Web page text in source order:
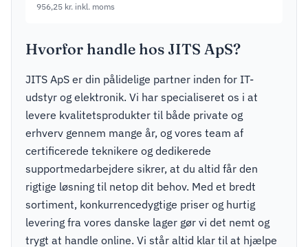
956,25 kr. inkl. moms
Hvorfor handle hos JITS ApS?
JITS ApS er din pålidelige partner inden for IT-
udstyr og elektronik. Vi har specialiseret os i at
levere kvalitetsprodukter til både private og
erhverv gennem mange år, og vores team af
certificerede teknikere og dedikerede
supportmedarbejdere sikrer, at du altid får den
rigtige løsning til netop dit behov. Med et bredt
sortiment, konkurrencedygtige priser og hurtig
levering fra vores danske lager gør vi det nemt og
trygt at handle online. Vi står altid klar til at hjælpe